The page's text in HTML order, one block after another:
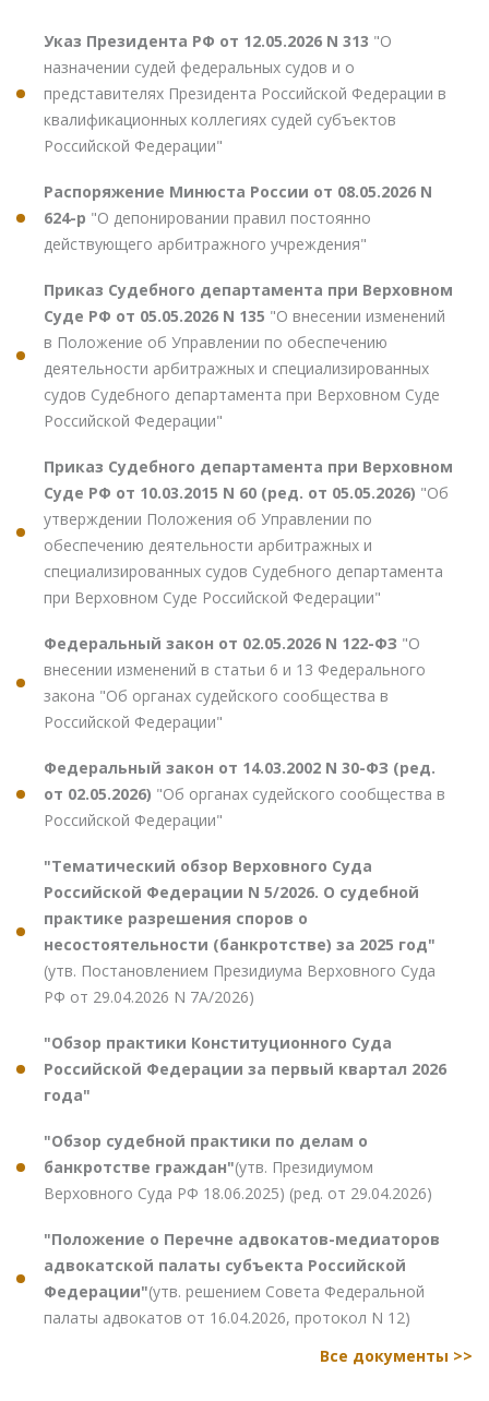
Указ Президента РФ от 12.05.2026 N 313 "О
назначении судей федеральных судов и о
представителях Президента Российской Федерации в
квалификационных коллегиях судей субъектов
Российской Федерации"
Распоряжение Минюста России от 08.05.2026 N
624-р "О депонировании правил постоянно
действующего арбитражного учреждения"
Приказ Судебного департамента при Верховном
Суде РФ от 05.05.2026 N 135 "О внесении изменений
в Положение об Управлении по обеспечению
деятельности арбитражных и специализированных
судов Судебного департамента при Верховном Суде
Российской Федерации"
Приказ Судебного департамента при Верховном
Суде РФ от 10.03.2015 N 60 (ред. от 05.05.2026) "Об
утверждении Положения об Управлении по
обеспечению деятельности арбитражных и
специализированных судов Судебного департамента
при Верховном Суде Российской Федерации"
Федеральный закон от 02.05.2026 N 122-ФЗ "О
внесении изменений в статьи 6 и 13 Федерального
закона "Об органах судейского сообщества в
Российской Федерации"
Федеральный закон от 14.03.2002 N 30-ФЗ (ред.
от 02.05.2026) "Об органах судейского сообщества в
Российской Федерации"
"Тематический обзор Верховного Суда
Российской Федерации N 5/2026. О судебной
практике разрешения споров о
несостоятельности (банкротстве) за 2025 год"
(утв. Постановлением Президиума Верховного Суда
РФ от 29.04.2026 N 7А/2026)
"Обзор практики Конституционного Суда
Российской Федерации за первый квартал 2026
года"
"Обзор судебной практики по делам о
банкротстве граждан"(утв. Президиумом
Верховного Суда РФ 18.06.2025) (ред. от 29.04.2026)
"Положение о Перечне адвокатов-медиаторов
адвокатской палаты субъекта Российской
Федерации"(утв. решением Совета Федеральной
палаты адвокатов от 16.04.2026, протокол N 12)
Все документы >>